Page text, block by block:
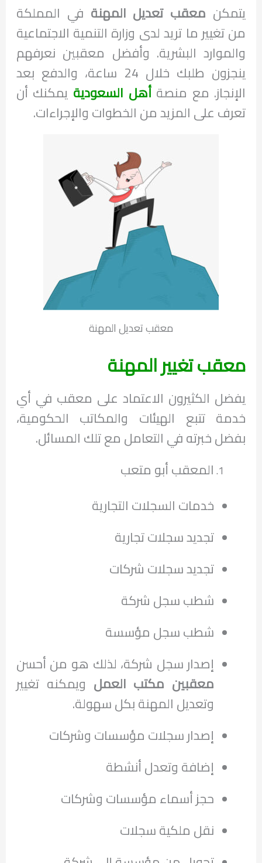
يتمكن معقب تعديل المهنة في المملكة
من تغيير ما تريد لدى وزارة التنمية الاجتماعية
والموارد البشرية. وأفضل معقبين نعرفهم
ينجزون طلبك خلال 24 ساعة، والدفع بعد
الإنجاز. مع منصة أهل السعودية يمكنك أن
تعرف على المزيد من الخطوات والإجراءات.
معقب تعديل المهنة
معقب تغيير المهنة
يفضل الكثيرون الاعتماد على معقب في أي
خدمة تتبع الهيئات والمكاتب الحكومية،
بفضل خبرته في التعامل مع تلك المسائل.
المعقب أبو متعب
خدمات السجلات التجارية
تجديد سجلات تجارية
تجديد سجلات شركات
شطب سجل شركة
شطب سجل مؤسسة
إصدار سجل شركة، لذلك هو من أحسن
معقبين مكتب العمل ويمكنه تغيير
وتعديل المهنة بكل سهولة.
إصدار سجلات مؤسسات وشركات
إضافة وتعدل أنشطة
حجز أسماء مؤسسات وشركات
نقل ملكية سجلات